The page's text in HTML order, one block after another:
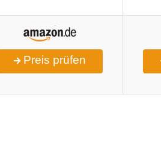
Preis prüfen